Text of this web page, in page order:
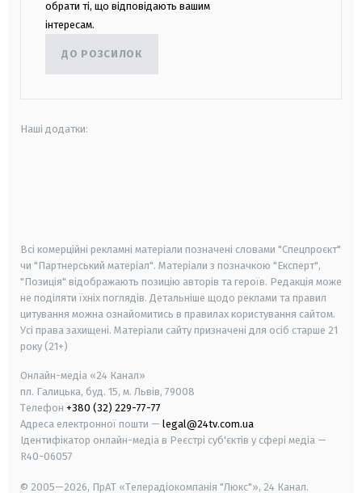
обрати ті, що відповідають вашим
інтересам.
ДО РОЗСИЛОК
Наші додатки:
Всі комерційні рекламні матеріали позначені словами "Спецпроєкт"
чи "Партнерський матеріал". Матеріали з позначкою "Експерт",
"Позиція" відображають позицію авторів та героїв. Редакція може
не поділяти їхніх поглядів. Детальніше щодо реклами та правил
цитування можна ознайомитись в правилах користування сайтом.
Усі права захищені. Матеріали сайту призначені для осіб старше 21
року (21+)
Онлайн-медіа «24 Канал»
пл. Галицька, буд. 15, м. Львів, 79008
Телефон +380 (32) 229-77-77
Адреса електронної пошти — legal@24tv.com.ua
Ідентифікатор онлайн-медіа в Реєстрі суб'єктів у сфері медіа —
R40-06057
© 2005—2026, ПрАТ «Телерадіокомпанія "Люкс"», 24 Канал.